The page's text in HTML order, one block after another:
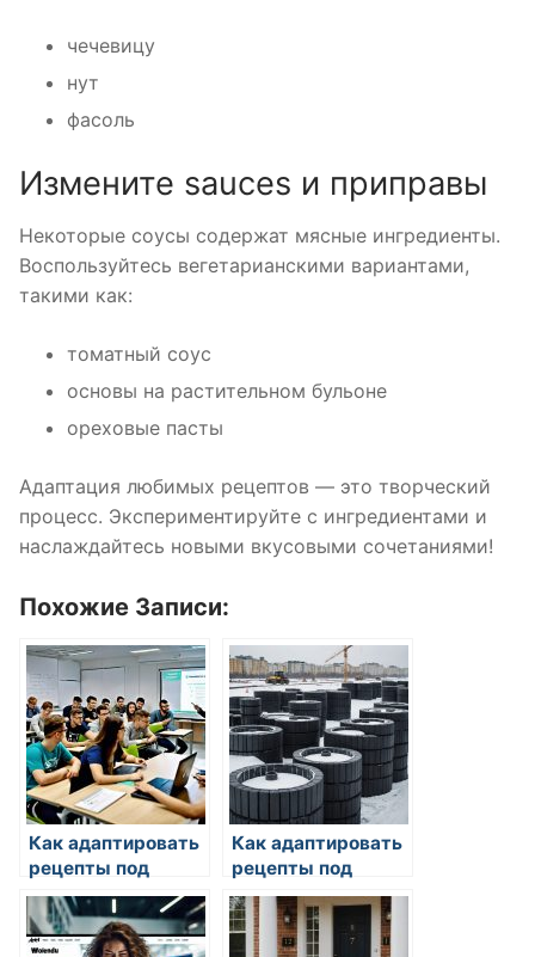
чечевицу
нут
фасоль
Измените sauces и приправы
Некоторые соусы содержат мясные ингредиенты.
Воспользуйтесь вегетарианскими вариантами,
такими как:
томатный соус
основы на растительном бульоне
ореховые пасты
Адаптация любимых рецептов — это творческий
процесс. Экспериментируйте с ингредиентами и
наслаждайтесь новыми вкусовыми сочетаниями!
Похожие Записи:
Как адаптировать
рецепты под
диеты
Как адаптировать
рецепты под
любое время года